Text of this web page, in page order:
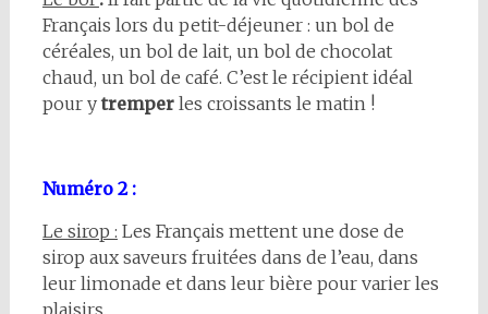
Français lors du petit-déjeuner : un bol de
céréales, un bol de lait, un bol de chocolat
chaud, un bol de café. C’est le récipient idéal
pour ytremperles croissants le matin !
Numéro 2 :
Le sirop : Les Français mettent une dose de
sirop aux saveurs fruitées dans de l’eau, dans
leur limonade et dans leur bière pour varier les
plaisirs.